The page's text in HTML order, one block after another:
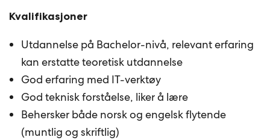
Kvalifikasjoner
Utdannelse på Bachelor-nivå, relevant erfaring
kan erstatte teoretisk utdannelse
God erfaring med IT-verktøy
God teknisk forståelse, liker å lære
Behersker både norsk og engelsk flytende
(muntlig og skriftlig)